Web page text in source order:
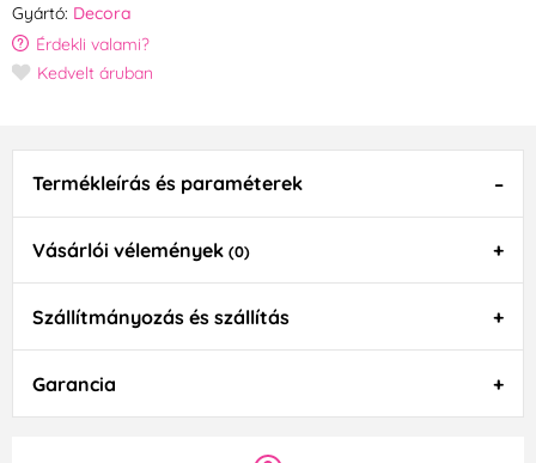
Gyártó: Decora
Érdekli valami?
Kedvelt áruban
Termékleírás és paraméterek
Vásárlói vélemények (0)
Szállítmányozás és szállítás
Garancia